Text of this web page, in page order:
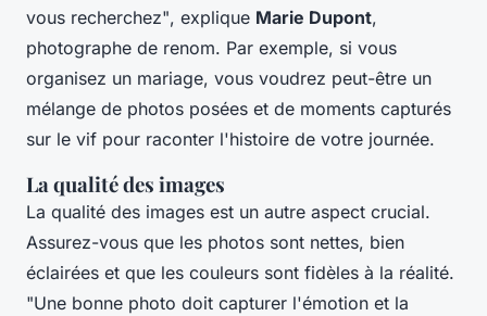
vous recherchez", explique Marie Dupont,
photographe de renom. Par exemple, si vous
organisez un mariage, vous voudrez peut-être un
mélange de photos posées et de moments capturés
sur le vif pour raconter l'histoire de votre journée.
La qualité des images
La qualité des images est un autre aspect crucial.
Assurez-vous que les photos sont nettes, bien
éclairées et que les couleurs sont fidèles à la réalité.
"Une bonne photo doit capturer l'émotion et la